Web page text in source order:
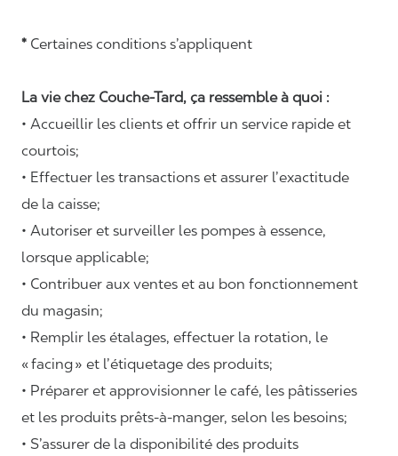
* Certaines conditions s’appliquent
La vie chez Couche-Tard, ça ressemble à quoi :
• Accueillir les clients et offrir un service rapide et
courtois;
• Effectuer les transactions et assurer l’exactitude
de la caisse;
• Autoriser et surveiller les pompes à essence,
lorsque applicable;
• Contribuer aux ventes et au bon fonctionnement
du magasin;
• Remplir les étalages, effectuer la rotation, le
«facing» et l’étiquetage des produits;
• Préparer et approvisionner le café, les pâtisseries
et les produits prêts-à-manger, selon les besoins;
• S’assurer de la disponibilité des produits